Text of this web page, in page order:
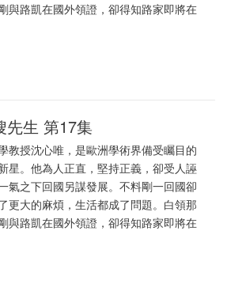
與路凱在國外領證，卻得知路家即將在
先生 第17集
教授沈心唯，是歐洲學術界備受矚目的
星。他為人正直，堅持正義，卻受人誣
氣之下回國另謀發展。不料剛一回國卻
更大的麻煩，生活都成了問題。白領那
與路凱在國外領證，卻得知路家即將在